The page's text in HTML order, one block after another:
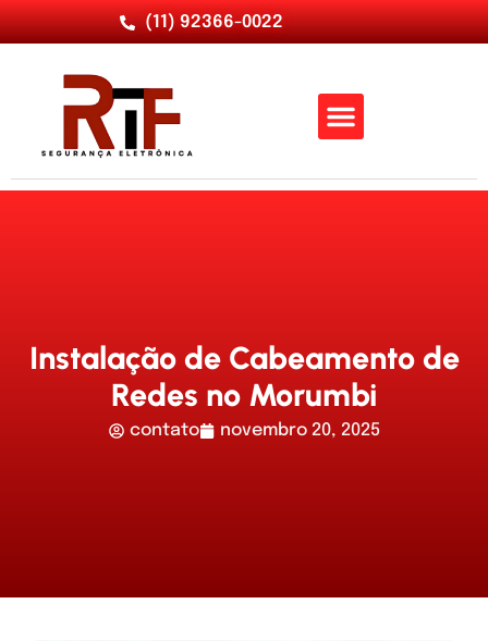
(11) 92366-0022
Instalação de Cabeamento de
Redes no Morumbi
contato novembro 20, 2025